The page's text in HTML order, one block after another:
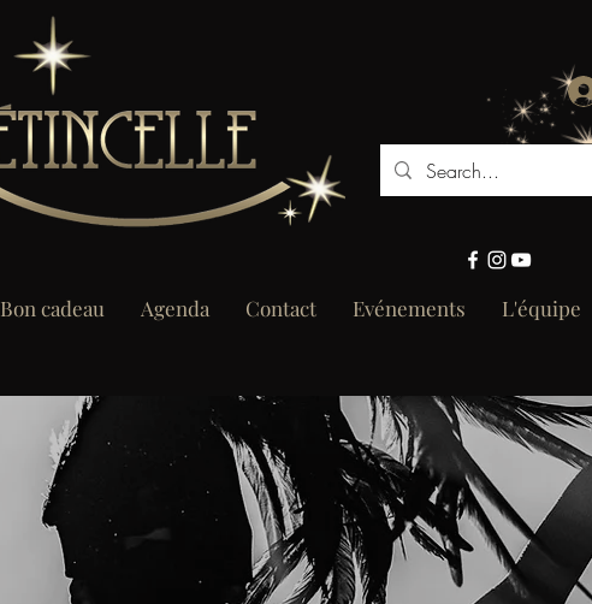
Bon cadeau Agenda Contact Evénements L'équipe